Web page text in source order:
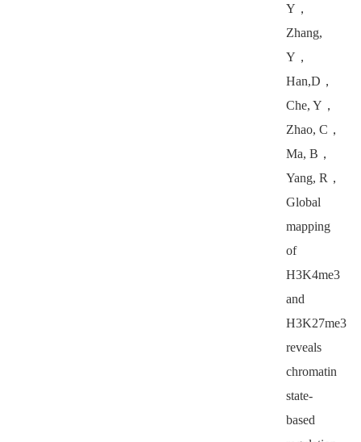
Y ，
Zhang,
Y ，
Han,D ，
Che, Y ，
Zhao, C ，
Ma, B ，
Yang, R ，
Global
mapping
of
H3K4me3
and
H3K27me3
reveals
chromatin
state-
based